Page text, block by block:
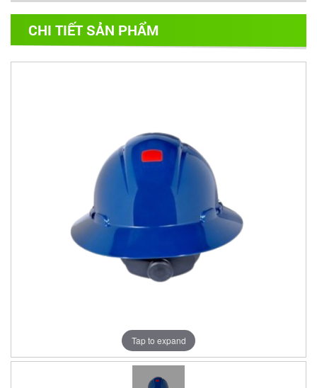
CHI TIẾT SẢN PHẨM
Tap to expand